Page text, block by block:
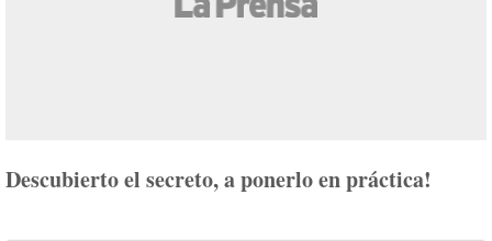
Descubierto el secreto, a ponerlo en práctica!